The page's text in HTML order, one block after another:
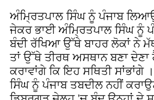
ਅੰਮ੍ਰਿਤਪਾਲ ਸਿੰਘ ਨੂੰ ਪੰਜਾਬ
ਜੇਕਰ ਭਾਈ ਅੰਮ੍ਰਿਤਪਾਲ ਸਿੰਘ ਨੂੰ
ਬੰਦੀ ਰੱਖਿਆ ਉੱਥੇ ਬਾਹਰ ਲੋਕਾਂ ਨੇ
ਤਾਂ ਉੱਥੇ ਤੀਰਥ ਅਸਥਾਨ ਬਣਾ
ਕਰਾਵਾਂਗੇ ਕਿ ਇਹ ਸਥਿਤੀ ਸਾਂਭਾਂਗੇ
ਸਿੰਘ ਨੂੰ ਪੰਜਾਬ ਤਬਦੀਲ ਨਹੀਂ